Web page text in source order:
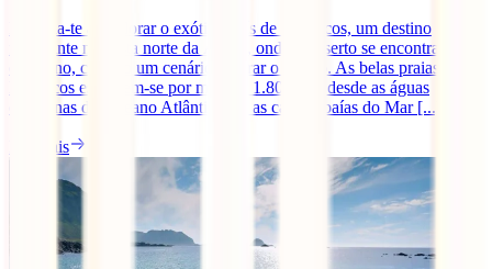
Imagina-te a explorar o exótico país de Marrocos, um destino
fascinante na costa norte da África, onde o deserto se encontra com
o oceano, criando um cenário de tirar o fôlego. As belas praias de
Marrocos estendem-se por mais de 1.800 km, desde as águas
cristalinas do Oceano Atlântico até as calmas baías do Mar [...]
Ler mais